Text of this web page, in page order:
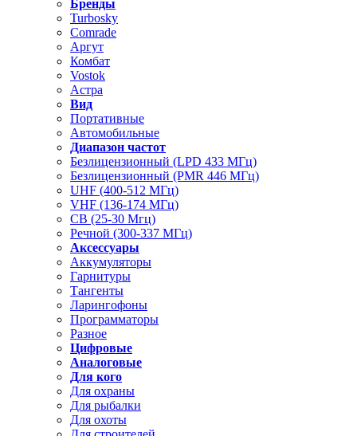
Бренды
Turbosky
Comrade
Аргут
Комбат
Vostok
Астра
Вид
Портативные
Автомобильные
Диапазон частот
Безлицензионный (LPD 433 МГц)
Безлицензионный (PMR 446 МГц)
UHF (400-512 МГц)
VHF (136-174 МГц)
CB (25-30 Мгц)
Речной (300-337 МГц)
Аксессуары
Аккумуляторы
Гарнитуры
Тангенты
Ларингофоны
Программаторы
Разное
Цифровые
Аналоговые
Для кого
Для охраны
Для рыбалки
Для охоты